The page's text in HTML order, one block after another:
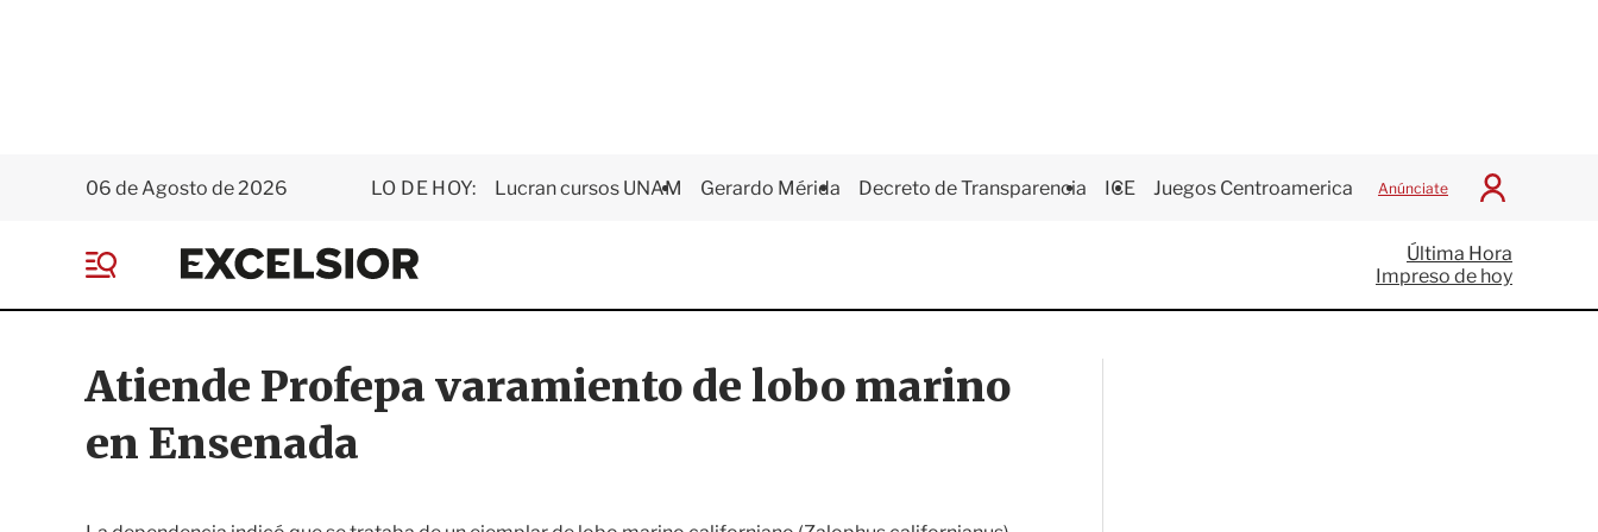
06 de Agosto de 2026 LO DE HOY: Lucran cursos UNAM Gerardo Mérida Decreto de Transparencia ICE Juegos CentroamericanosAnúnciate
I
c
i
a
E
x
e
i
o
e
Última Hora
Impreso de hoy
Atiende Profepa varamiento de lobo marino
en Ensenada